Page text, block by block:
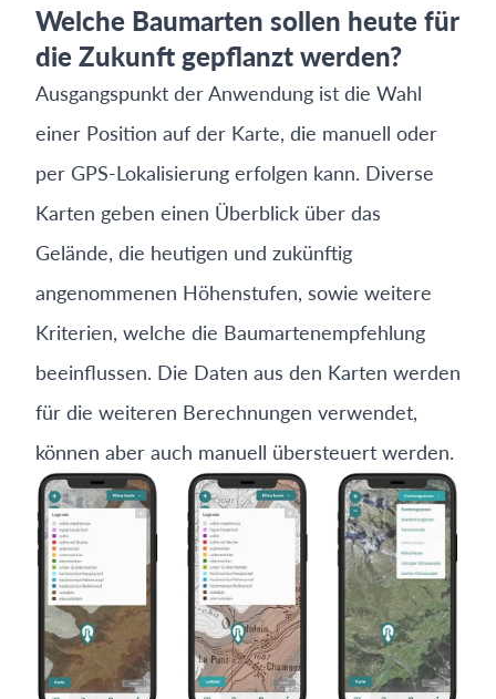
Welche Baumarten sollen heute für
die Zukunft gepflanzt werden?
Ausgangspunkt der Anwendung ist die Wahl
einer Position auf der Karte, die manuell oder
per GPS-Lokalisierung erfolgen kann. Diverse
Karten geben einen Überblick über das
Gelände, die heutigen und zukünftig
angenommenen Höhenstufen, sowie weitere
Kriterien, welche die Baumartenempfehlung
beeinflussen. Die Daten aus den Karten werden
für die weiteren Berechnungen verwendet,
können aber auch manuell übersteuert werden.